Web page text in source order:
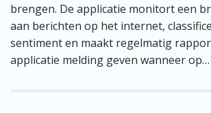
brengen. De applicatie monitort een
aan berichten op het internet,
sentiment en maakt regelmatig
applicatie melding geven wanneer op…